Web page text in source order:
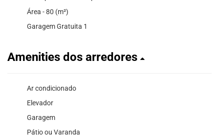
Área - 80 (m²)
Garagem Gratuita 1
Amenities dos arredores
Ar condicionado
Elevador
Garagem
Pátio ou Varanda